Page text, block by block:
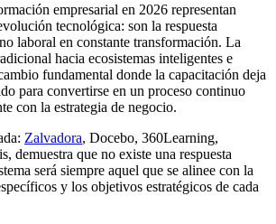
empresarial en 2026 representan
tecnológica: son la respuesta
laboral en constante transformación. La
hacia ecosistemas inteligentes e
fundamental donde la capacitación deja
para convertirse en un proceso continuo
con la estrategia de negocio.
Zalvadora, Docebo, 360Learning,
demuestra que no existe una respuesta
será siempre aquel que se alinee con la
y los objetivos estratégicos de cada